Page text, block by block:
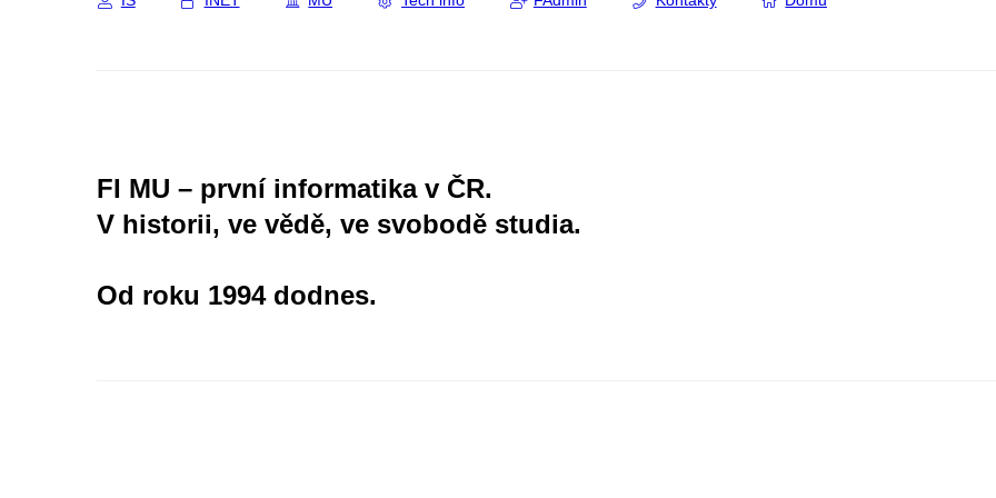
FI MU – první informatika v ČR.
V historii, ve vědě, ve svobodě studia.
Od roku 1994 dodnes.